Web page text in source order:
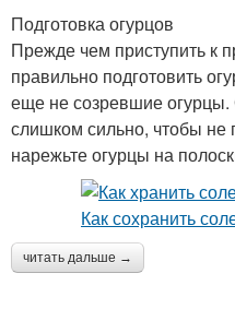
Подготовка огурцов
Прежде чем приступить к
правильно подготовить
еще не созревшие огурцы.
слишком сильно, чтобы не
нарежьте огурцы на
читать дальше →